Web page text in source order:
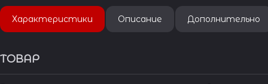
Характеристики Описание Дополнительно
ТОВАР